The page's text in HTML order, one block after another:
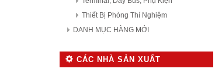
Thiết Bị Phòng Thí Nghiệm
DANH MỤC HÀNG MỚI
CÁC NHÀ SẢN XUẤT